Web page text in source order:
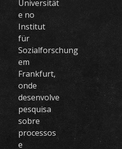
Universität
e no
Institut
für
Sozialforschung
em
Frankfurt,
onde
desenvolve
pesquisa
sobre
processos
e